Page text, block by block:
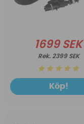
1699 SEK
2399 SEK
Köp!